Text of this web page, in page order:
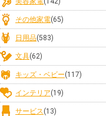
その他家電(65)
日用品(583)
文具(62)
キッズ・ベビー(117)
インテリア(19)
サービス(13)